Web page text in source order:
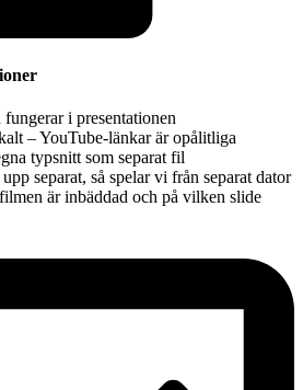
i presentationen
– YouTube-länkar är opålitliga
typsnitt som separat fil
separat, så spelar vi från separat dator
är inbäddad och på vilken slide